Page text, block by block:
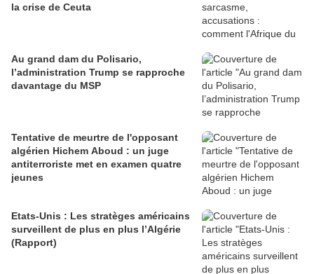
la crise de Ceuta
Au grand dam du Polisario,
l’administration Trump se rapproche
davantage du MSP
Tentative de meurtre de l'opposant
algérien Hichem Aboud : un juge
antiterroriste met en examen quatre
jeunes
Etats-Unis : Les stratèges américains
surveillent de plus en plus l’Algérie
(Rapport)